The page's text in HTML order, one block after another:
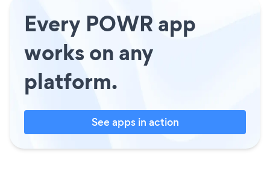
Every POWR app
works on any
platform.
See apps in action